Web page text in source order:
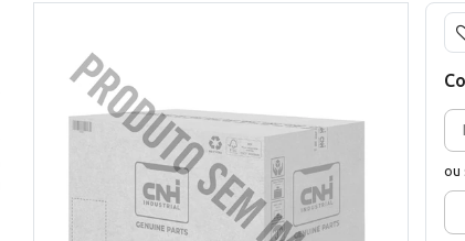
ou